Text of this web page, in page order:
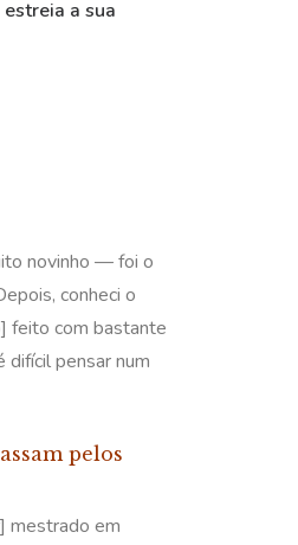
a sua
novinho — foi o
conheci o
feito com bastante
pensar num
pelos
mestrado em